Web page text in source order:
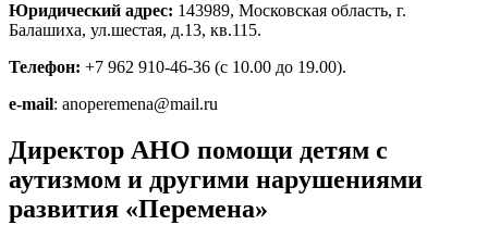
Юридический адрес: 143989, Московская область, г.
Балашиха, ул.шестая, д.13, кв.115.
Телефон: +7 962 910-46-36 (с 10.00 до 19.00).
e-mail: anoperemena@mail.ru
Директор АНО помощи детям с
аутизмом и другими нарушениями
развития «Перемена»